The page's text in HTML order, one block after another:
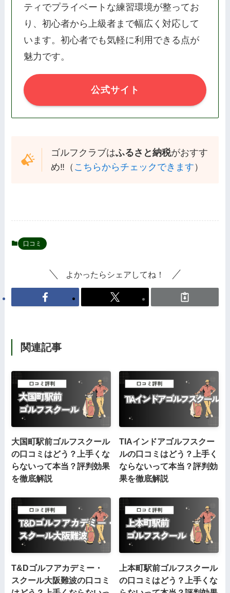
ティでプライベートな練習環境が整ってお
り、初心者から上級者まで幅広く対応して
います。初心者でも気軽に利用できる点が
魅力です。
公式サイト
ゴルフクラブはふるさと納税がおすす
め‼️（ こちらからチェックできます ）
口コミ
よかったらシェアしてね！
関連記事
大国町駅前ゴルフスクール
の口コミはどう？上手くな
らないって本当？評判効果
を徹底解説
TIAインドアゴルフスクー
ルの口コミはどう？上手く
ならないって本当？評判効
果を徹底解説
T&Dゴルフアカデミー・
スクール大阪難波の口コミ
上本町駅前ゴルフスクール
の口コミはどう？上手くな